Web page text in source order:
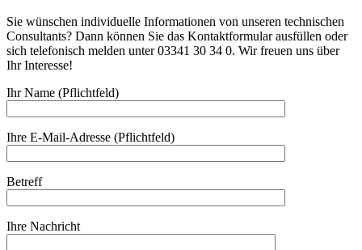
Sie wünschen individuelle Informationen von unseren technischen
Consultants? Dann können Sie das Kontaktformular ausfüllen oder
sich telefonisch melden unter 03341 30 34 0. Wir freuen uns über
Ihr Interesse!
Ihr Name (Pflichtfeld)
Ihre E-Mail-Adresse (Pflichtfeld)
Betreff
Ihre Nachricht